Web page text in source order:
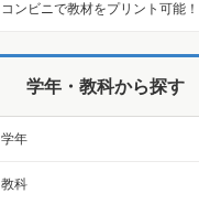
コンビニで教材をプリント可能！
学年・教科から探す
学年
教科